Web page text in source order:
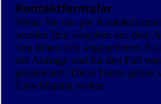
Kontaktformular
Wenn Sie uns per
werden Ihre Angaben aus dem
von Ihnen dort angegebenen
der Anfrage und für den Fall
gespeichert. Diese Daten
Einwilligung weiter.